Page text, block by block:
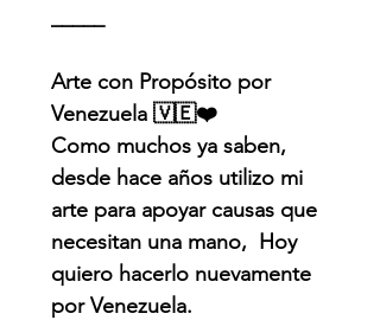
Arte con Propósito por
Venezuela 🇻🇪❤️
Como muchos ya saben,
desde hace años utilizo mi
arte para apoyar causas que
necesitan una mano, Hoy
quiero hacerlo nuevamente
por Venezuela.